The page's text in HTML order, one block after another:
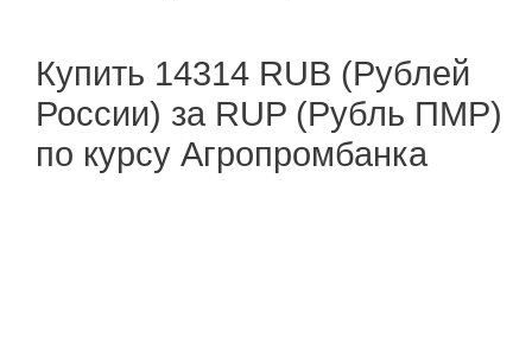
Купить 14314 RUB (Рублей
России) за RUP (Рубль ПМР)
по курсу Агропромбанка